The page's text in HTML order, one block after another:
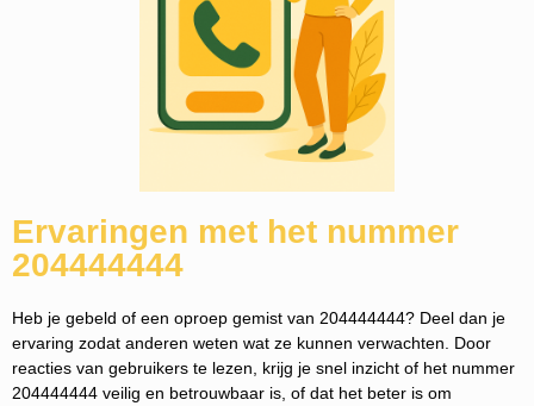
Ervaringen met het nummer
204444444
Heb je gebeld of een oproep gemist van 204444444? Deel dan je
ervaring zodat anderen weten wat ze kunnen verwachten. Door
reacties van gebruikers te lezen, krijg je snel inzicht of het nummer
204444444 veilig en betrouwbaar is, of dat het beter is om